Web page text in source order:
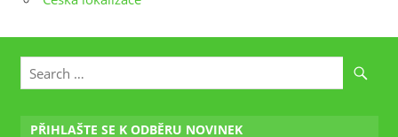
PŘIHLAŠTE SE K ODBĚRU NOVINEK